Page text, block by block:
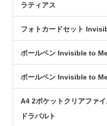
ラティアス
フォトカードセット
ボールペン Invisible to
ボールペン Invisible to
A4 2ポケットクリアファ
ドラパルト